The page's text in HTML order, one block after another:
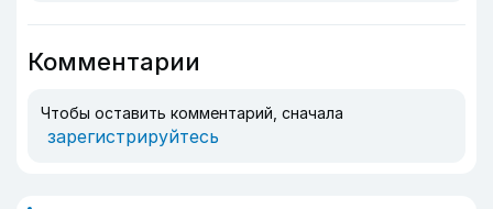
Комментарии
Чтобы оставить комментарий, сначала
зарегистрируйтесь